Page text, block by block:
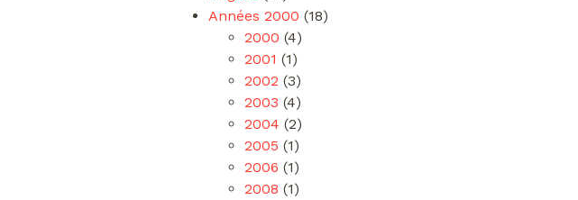
Années 2000 (18)
2000 (4)
2001 (1)
2002 (3)
2003 (4)
2004 (2)
2005 (1)
2006 (1)
2008 (1)